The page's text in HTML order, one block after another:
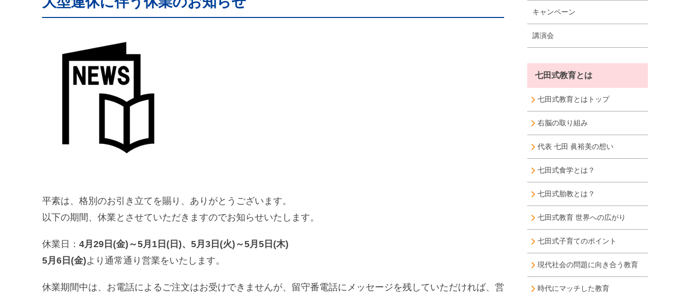
平素は、格別のお引き立てを賜り、ありがとうございます。
以下の期間、休業とさせていただきますのでお知らせいたします。
休業日： 4月29日(金)～5月1日(日)、5月3日(火)～5月5日(木)
5月6日(金)より通常通り営業をいたします。
休業期間中は、お電話によるご注文はお受けできませんが、留守番電話にメッセージを残していただければ、営
キャンペーン
講演会
七田式教育とは
七田式教育とはトップ
右脳の取り組み
代表 七田 眞裕美の想い
七田式食学とは？
七田式胎教とは？
七田式教育 世界への広がり
七田式子育てのポイント
現代社会の問題に向き合う教育
時代にマッチした教育